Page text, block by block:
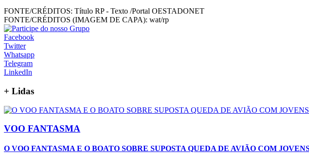
FONTE/CRÉDITOS: Título RP - Texto /Portal OESTADONET
FONTE/CRÉDITOS (IMAGEM DE CAPA): wat/rp
Facebook
Twitter
Whatsapp
Telegram
LinkedIn
+ Lidas
VOO FANTASMA
O VOO FANTASMA E O BOATO SOBRE SUPOSTA QUEDA DE AVIÃO COM